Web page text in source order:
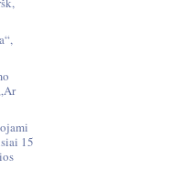
15